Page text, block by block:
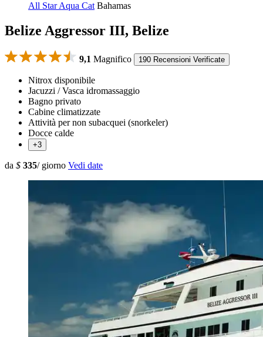
All Star Aqua Cat Bahamas
Belize Aggressor III, Belize
9,1 Magnifico 190 Recensioni Verificate
Nitrox disponibile
Jacuzzi / Vasca idromassaggio
Bagno privato
Cabine climatizzate
Attività per non subacquei (snorkeler)
Docce calde
+3
da $ 335/ giorno Vedi date